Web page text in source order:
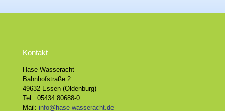
Kontakt
Hase-Wasseracht
Bahnhofstraße 2
49632 Essen (Oldenburg)
Tel.: 05434.80688-0
Mail: info@hase-wasseracht.de